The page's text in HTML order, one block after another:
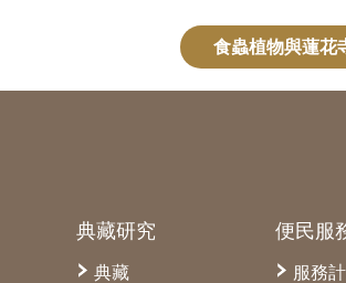
食蟲植物與蓮花
典藏研究
典藏
便民服
服務